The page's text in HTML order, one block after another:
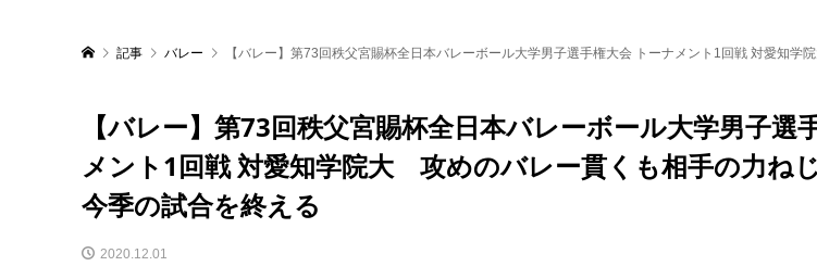
記事 バレー 【バレー】第73回秩父宮賜杯全日本バレーボール大学男子選手権大会 トーナメント1回戦 対愛知
【バレー】第73回秩父宮賜杯全日本バレーボール大学男子選
メント1回戦 対愛知学院大 攻めのバレー貫くも相手の力ね
今季の試合を終える
2020.12.01